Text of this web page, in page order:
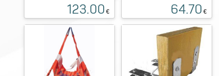
123.00 € 64.70 €